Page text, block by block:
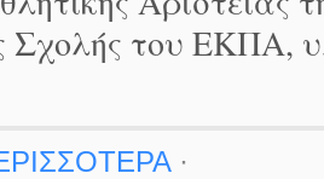
Σχολής του ΕΚΠΑ,
·